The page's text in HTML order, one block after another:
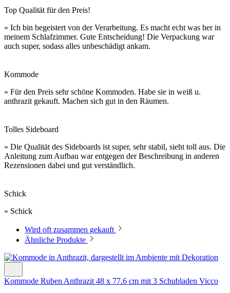
Top Qualität für den Preis!
» Ich bin begeistert von der Verarbeitung. Es macht echt was her in
meinem Schlafzimmer. Gute Entscheidung! Die Verpackung war
auch super, sodass alles unbeschädigt ankam.
Kommode
» Für den Preis sehr schöne Kommoden. Habe sie in weiß u.
anthrazit gekauft. Machen sich gut in den Räumen.
Tolles Sideboard
» Die Qualität des Sideboards ist super, sehr stabil, sieht toll aus. Die
Anleitung zum Aufbau war entgegen der Beschreibung in anderen
Rezensionen dabei und gut verständlich.
Schick
» Schick
Wird oft zusammen gekauft
Ähnliche Produkte
Kommode Ruben Anthrazit 48 x 77.6 cm mit 3 Schubladen Vicco